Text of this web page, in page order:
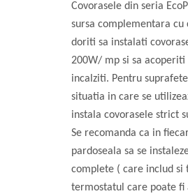
Termostate si accesorii
Radiatoare electrice cu acumulare
Panouri radiante infrarosu
Kit complet incalzire in pardoseala
Covorasele din seria
sursa complementara
doriti sa instalati
200W/ mp si sa
incalziti. Pentru
situatia in care se
instala covorasele strict
Se recomanda ca in
pardoseala sa se
complete ( care includ si
termostatul care poate fi